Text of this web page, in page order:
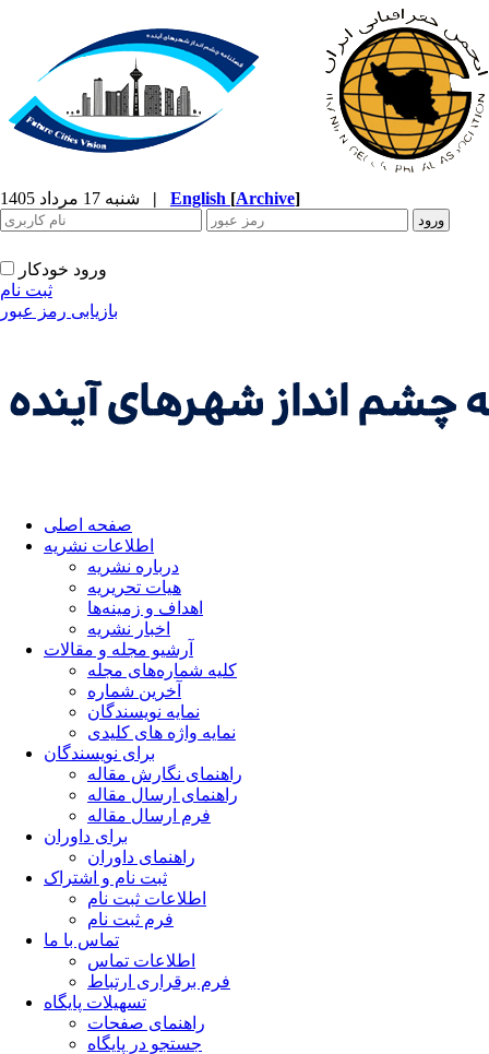
| English [Archive]
ورود خودکار
ثبت نام
بازیابی رمز عبور
صفحه اصلی
اطلاعات نشریه
درباره نشریه
هیات تحریریه
اهداف و زمینه‌ها
اخبار نشریه
آرشیو مجله و مقالات
کلیه شماره‌های مجله
آخرین شماره
نمایه نویسندگان
نمایه واژه های کلیدی
برای نویسندگان
راهنمای نگارش مقاله
راهنمای ارسال مقاله
فرم ارسال مقاله
برای داوران
راهنمای داوران
ثبت نام و اشتراک
اطلاعات ثبت نام
فرم ثبت نام
تماس با ما
اطلاعات تماس
فرم برقراری ارتباط
تسهیلات پایگاه
راهنمای صفحات
جستجو در پایگاه